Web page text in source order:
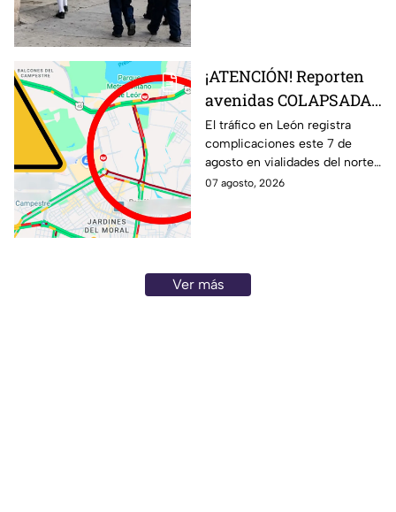
¡ATENCIÓN! Reporten
avenidas COLAPSADAS
en el Morelos, Las
Torres y San Juan
Bosco, en León HOY 7
de agosto ¿Qué pasó?
El tráfico en León registra
complicaciones este 7 de
agosto en vialidades del norte
de la ciudad. Bulevar Morelos,
07 agosto, 2026
Ver más